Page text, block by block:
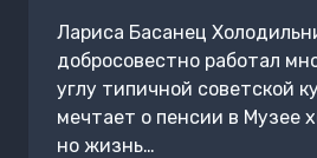
Лариса Басанец
добросовестно работал
углу типичной советской
мечтает о пенсии в Музее
но жизнь…